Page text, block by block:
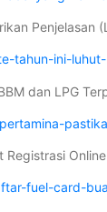
Penjelasan
tahun-ini-
dan LPG
fuel-card-